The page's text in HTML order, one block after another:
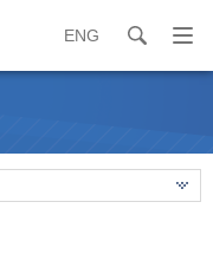
ENG search
打
開